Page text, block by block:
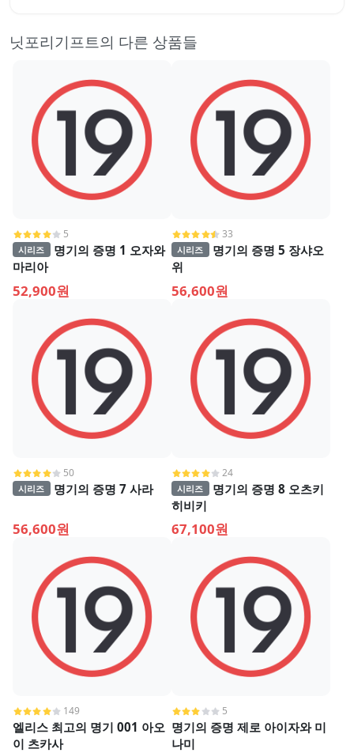
닛포리기프트의 다른 상품들
5
시리즈
명기의 증명 1 오자와
마리아
52,900원
33
시리즈
명기의 증명 5 장샤오
위
56,600원
50
시리즈 명기의 증명 7 사라
56,600원
24
시리즈
명기의 증명 8 오츠키
히비키
67,100원
149
엘리스 최고의 명기 001 아오
이 츠카사
5
명기의 증명 제로 아이자와 미
나미